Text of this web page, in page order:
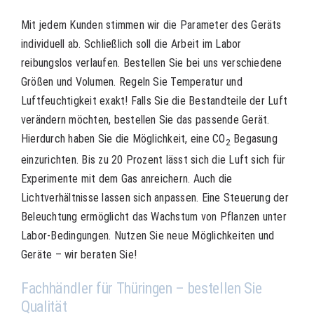
Mit jedem Kunden stimmen wir die Parameter des Geräts
individuell ab. Schließlich soll die Arbeit im Labor
reibungslos verlaufen. Bestellen Sie bei uns verschiedene
Größen und Volumen. Regeln Sie Temperatur und
Luftfeuchtigkeit exakt! Falls Sie die Bestandteile der Luft
verändern möchten, bestellen Sie das passende Gerät.
Hierdurch haben Sie die Möglichkeit, eine CO 2 Begasung
einzurichten. Bis zu 20 Prozent lässt sich die Luft sich für
Experimente mit dem Gas anreichern. Auch die
Lichtverhältnisse lassen sich anpassen. Eine Steuerung der
Beleuchtung ermöglicht das Wachstum von Pflanzen unter
Labor-Bedingungen. Nutzen Sie neue Möglichkeiten und
Geräte – wir beraten Sie!
Fachhändler für Thüringen – bestellen Sie
Qualität